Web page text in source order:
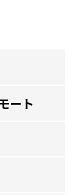
ート